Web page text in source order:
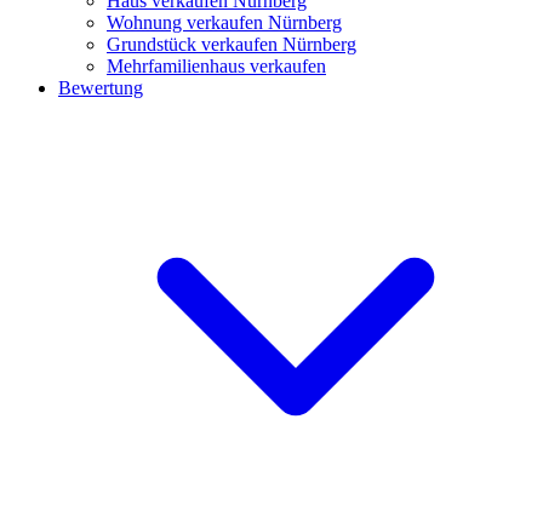
Wohnung verkaufen Nürnberg
Grundstück verkaufen Nürnberg
Mehrfamilienhaus verkaufen
Bewertung